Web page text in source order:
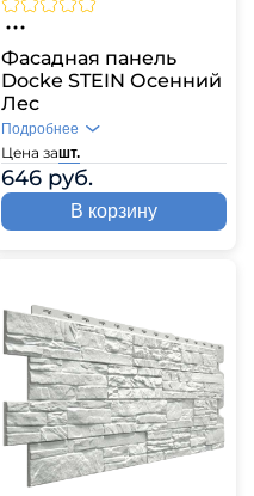
Фасадная панель
Docke STEIN Осенний
Лес
Цена зашт.
646 руб.
Подробнее
В корзину